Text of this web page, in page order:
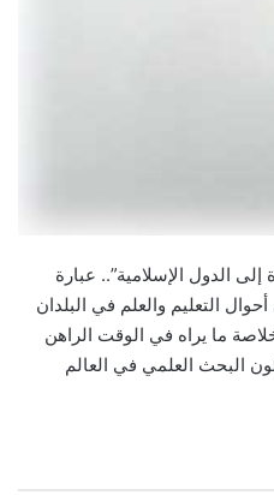
الدول الإسلامية”.. عبارة
التعليم والعلم في البلدان
ما يراه في الوقت الراهن
البحث العلمي في العالم